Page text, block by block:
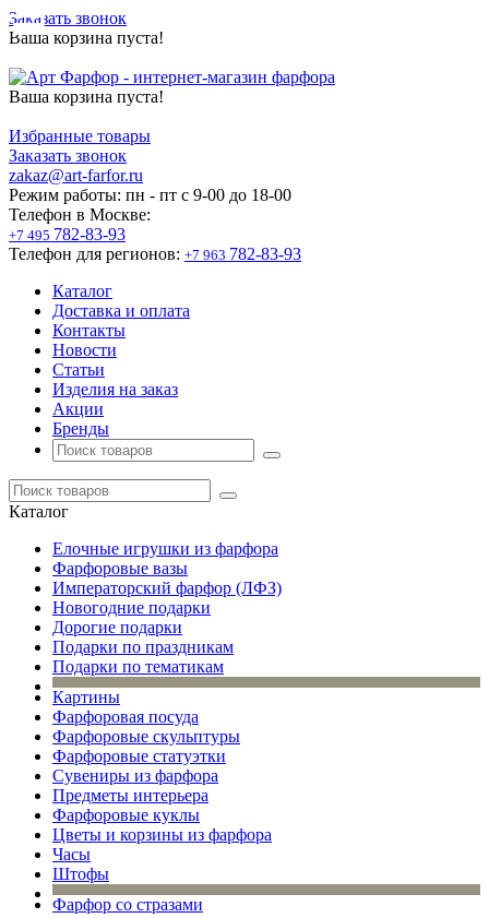
Заказать звонок
Ваша корзина пуста!
Ваша корзина пуста!
Избранные товары
Заказать звонок
zakaz@art-farfor.ru
Режим работы: пн - пт c 9-00 до 18-00
Телефон в Москве:
+7 495 782-83-93
Телефон для регионов: +7 963 782-83-93
Каталог
Доставка и оплата
Контакты
Новости
Статьи
Изделия на заказ
Акции
Бренды
Каталог
Елочные игрушки из фарфора
Фарфоровые вазы
Императорский фарфор (ЛФЗ)
Новогодние подарки
Дорогие подарки
Подарки по праздникам
Подарки по тематикам
Картины
Фарфоровая посуда
Фарфоровые скульптуры
Фарфоровые статуэтки
Сувениры из фарфора
Предметы интерьера
Фарфоровые куклы
Цветы и корзины из фарфора
Часы
Штофы
Фарфор со стразами